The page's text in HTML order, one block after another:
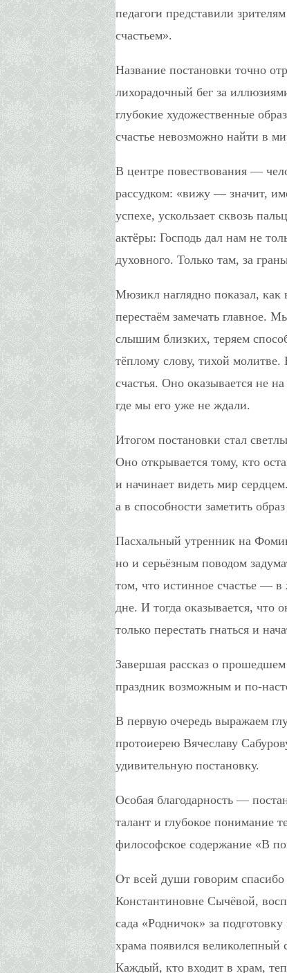
педагоги представили
счастьем».
Название постановки точно
лихорадочный бег за
глубокие художественные
счастье невозможно найти в
В центре повествования —
рассудком: «вижу — значит,
успехе, ускользает сквозь
актёры: Господь дал нам не
духовного. Только там, за
Мюзикл наглядно показал, как
перестаём замечать
слышим близких, теряем
тёплому слову, тихой
счастья. Оно оказывается не
где мы его уже не ждали.
Итогом постановки стал
Оно открывается тому, кто
и начинает видеть мир
а в способности заметить
Пасхальный утренник на
но и серьёзным поводом
том, что истинное счастье —
дне. И тогда оказывается,
только перестать гнаться и
Завершая рассказ о прошедшем
праздник возможным и по-
В первую очередь выражаем
протоиерею Вячеславу
удивительную постановку.
Особая благодарность —
талант и глубокое понимание
философское содержание «В
От всей души говорим
Константиновне Сычёвой,
сада «Родничок» за
храма появился
Каждый, кто входит в храм,